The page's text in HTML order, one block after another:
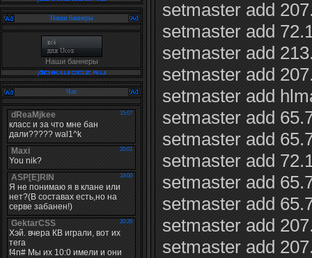
Наши баннеры
Наши баннеры
Чат
setmaster add
setmaster add
setmaster add
setmaster add
setmaster add
setmaster add
setmaster add
setmaster add
setmaster add
setmaster add
setmaster add
setmaster add